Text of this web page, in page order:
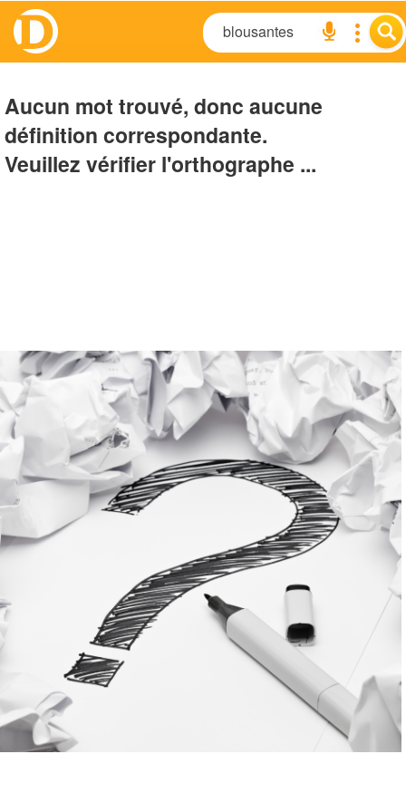
Aucun mot trouvé, donc aucune
définition correspondante.
Veuillez vérifier l'orthographe ...